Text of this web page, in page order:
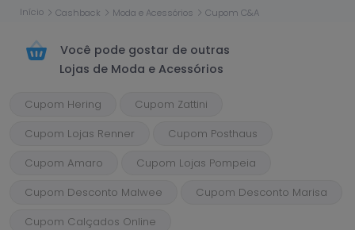
Início Cashback Moda e Acessórios Cupom C&A
Você pode gostar de outras
Lojas de Moda e Acessórios
Cupom Hering
Cupom Zattini
Cupom Lojas Renner
Cupom Posthaus
Cupom Amaro
Cupom Lojas Pompeia
Cupom Desconto Malwee
Cupom Desconto Marisa
Cupom Calçados Online